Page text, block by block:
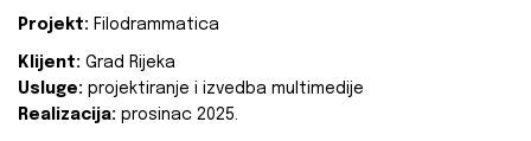
Projekt: Filodrammatica
Klijent: Grad Rijeka
Usluge: projektiranje i izvedba multimedije
Realizacija: prosinac 2025.